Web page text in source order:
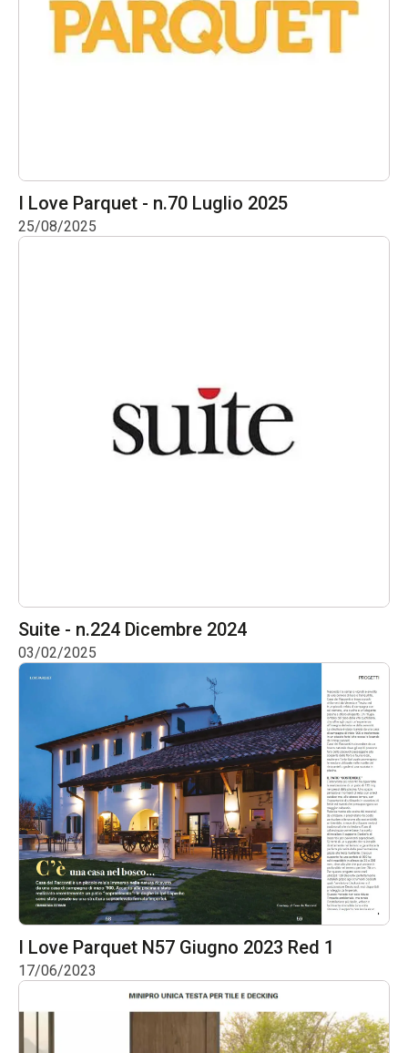
I Love Parquet - n.70 Luglio 2025
25/08/2025
Suite - n.224 Dicembre 2024
03/02/2025
I Love Parquet N57 Giugno 2023 Red 1
17/06/2023